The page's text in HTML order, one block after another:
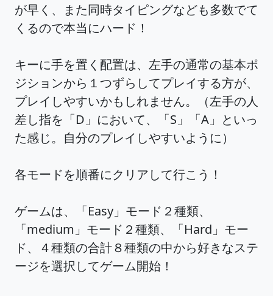
が早く、また同時タイピングなども多数でて
くるので本当にハード！
キーに手を置く配置は、左手の通常の基本ポ
ジションから１つずらしてプレイする方が、
プレイしやすいかもしれません。（左手の人
差し指を「D」において、「S」「A」といっ
た感じ。自分のプレイしやすいように）
各モードを順番にクリアして行こう！
ゲームは、「Easy」モード２種類、
「medium」モード２種類、「Hard」モー
ド、４種類の合計８種類の中から好きなステ
ージを選択してゲーム開始！